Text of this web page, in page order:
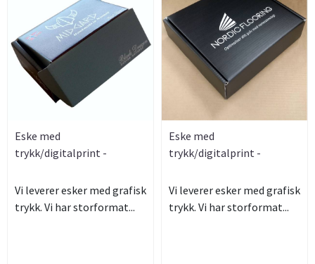
Eske med
trykk/digitalprint -
Vi leverer esker med grafisk
trykk. Vi har storformat...
Eske med
trykk/digitalprint -
Vi leverer esker med grafisk
trykk. Vi har storformat...